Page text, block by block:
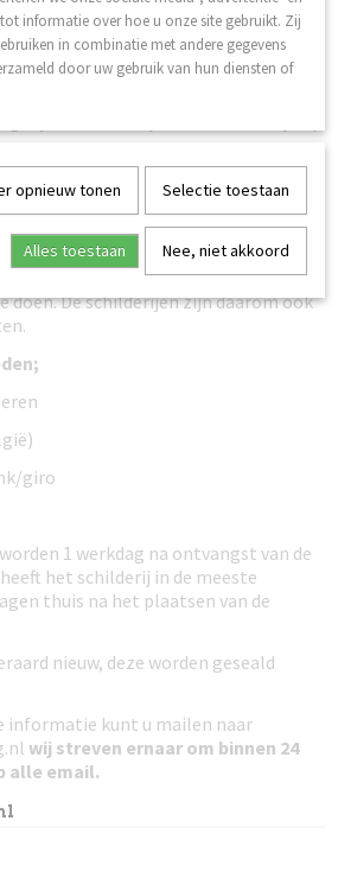
worden aan de muur. Het frame
12 mm.
voor een ‘rails systeem’ het
gewicht van circa 4 kilogram.
van hoogwaardige glicé inkt, deze
niet verkleuren en dus een
Zo zijn de schilderijen goed bestand
zien echter niet bestendig
afneemt dient u dit met een
doen. De schilderijen zijn daarom ook
giro
1 werkdag na ontvangst van de
het schilderij in de meeste
thuis na het plaatsen van de
nieuw, deze worden geseald
informatie kunt u mailen naar
wij streven ernaar om binnen 24
alle email.
informatie over hoe u onze site gebruikt. Zij
in combinatie met andere gegevens
door uw gebruik van hun diensten of
opnieuw tonen Selectie toestaan
Alles toestaan Nee, niet akkoord